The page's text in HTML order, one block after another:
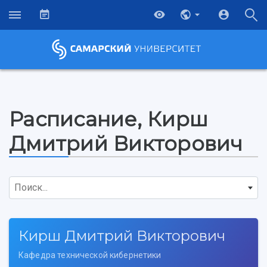
НАЗАД
Расписание, Кирш
Дмитрий Викторович
Поиск...
Кирш Дмитрий Викторович
Кафедра технической кибернетики